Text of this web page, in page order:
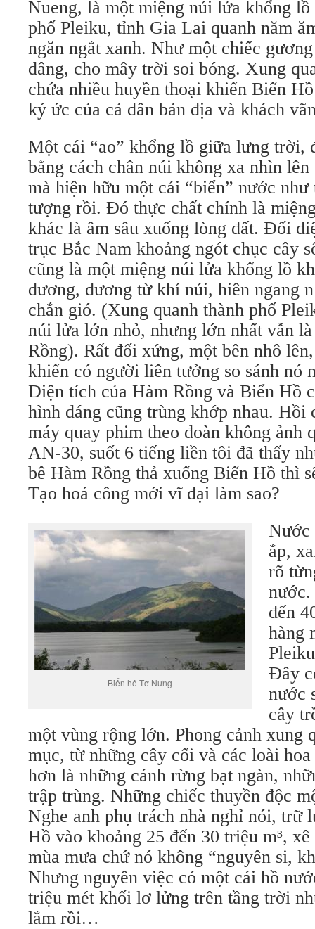
Nueng, là một miệng núi lửa khổng lồ
phố Pleiku, tỉnh Gia Lai quanh năm
ngăn ngắt xanh. Như một chiếc
dâng, cho mây trời soi bóng. Xung
chứa nhiều huyền thoại khiến Biển
ký ức của cả dân bản địa và khách
Một cái “ao” khổng lồ giữa lưng trời,
bằng cách chân núi không xa nhìn
mà hiện hữu một cái “biển” nước như
tượng rồi. Đó thực chất chính là
khác là âm sâu xuống lòng đất. Đối
trục Bắc Nam khoảng ngót chục cây
cũng là một miệng núi lửa khổng lồ
dương, dương từ khí núi, hiên ngang
chắn gió. (Xung quanh thành phố
núi lửa lớn nhỏ, nhưng lớn nhất vẫn
Rồng). Rất đối xứng, một bên nhô
khiến có người liên tưởng so sánh nó
Diện tích của Hàm Rồng và Biển Hồ
hình dáng cũng trùng khớp nhau. Hồi
máy quay phim theo đoàn không ảnh
AN-30, suốt 6 tiếng liền tôi đã thấy
bê Hàm Rồng thả xuống Biển Hồ thì
Tạo hoá công mới vĩ đại làm sao?
Biển hồ Tơ Nưng
Nước
ắp,
rõ
nước.
đến
hàng
Đây
nước
cây
một vùng rộng lớn. Phong cảnh xung
mục, từ những cây cối và các loài
hơn là những cánh rừng bạt ngàn,
trập trùng. Những chiếc thuyền độc
Nghe anh phụ trách nhà nghỉ nói, trữ
Hồ vào khoảng 25 đến 30 triệu m³,
mùa mưa chứ nó không “nguyên si,
Nhưng nguyên việc có một cái hồ
triệu mét khối lơ lửng trên tầng trời
lắm rồi…